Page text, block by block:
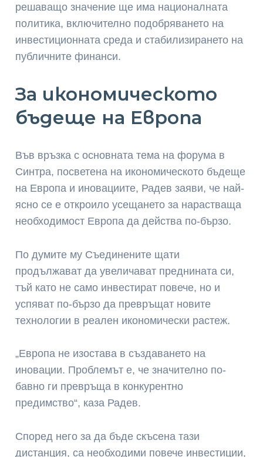
решаващо значение ще има националната
политика, включително подобряването на
инвестиционната среда и стабилизирането на
публичните финанси.
За икономическото
бъдеще на Европа
Във връзка с основната тема на форума в
Синтра, посветена на икономическото бъдеще
на Европа и иновациите, Радев заяви, че най-
ясно се е откроило усещането за нарастваща
необходимост Европа да действа по-бързо.
По думите му Съединените щати
продължават да увеличават преднината си,
тъй като не само инвестират повече, но и
успяват по-бързо да превръщат новите
технологии в реален икономически растеж.
„Европа не изостава в създаването на
иновации. Проблемът е, че значително по-
бавно ги превръща в конкурентно
предимство“, каза Радев.
Според него за да бъде скъсена тази
дистанция, са необходими повече инвестиции,